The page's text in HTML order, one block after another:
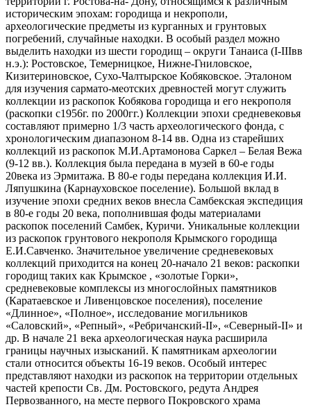
историческим эпохам: городища и некрополи,
археологические предметы из курганных и грунтовых
погребений, случайные находки. В особый раздел можно
выделить находки из шести городищ – округи Танаиса (I-IIIвв
н.э.): Ростовское, Темерницкое, Нижне-Гниловское,
Кизитериновское, Сухо-Чалтырское Кобяковское. Эталоном
для изучения сармато-меотских древностей могут служить
коллекции из раскопок Кобякова городища и его некрополя
(раскопки с1956г. по 2000гг.) Коллекции эпохи средневековья
составляют примерно 1/3 часть археологического фонда, с
хронологическим диапазоном 8-14 вв. Одна из старейших
коллекций из раскопок М.И.Артамонова Саркел – Белая Вежа
(9-12 вв.). Коллекция была передана в музей в 60-е годы
20века из Эрмитажа. В 80-е годы передана коллекция И.И.
Ляпушкина (Карнауховское поселение). Большой вклад в
изучение эпохи средних веков внесла Самбекская экспедиция
в 80-е годы 20 века, пополнившая фоды материалами
раскопок поселений Самбек, Куричи. Уникальные коллекции
из раскопок грунтового некрополя Крымского городища
Е.И.Савченко. Значительное увеличение средневековых
коллекций приходится на конец 20-начало 21 веков: раскопки
городищ таких как Крымское , «золотые Горки»,
средневековые комплексы из многослойных памятников
(Каратаевское и Ливенцовское поселения), поселение
«Длинное», «Полное», исследование могильников
«Саловский», «Репный», «Ребричанский-II», «Северный-II» и
др. В начале 21 века археологическая наука расширила
границы научных изысканий. К памятникам археологии
стали относится объекты 16-19 веков. Особый интерес
представляют находки из раскопок на территории отдельных
частей крепости Св. Дм. Ростовского, редута Андрея
Первозванного, на месте первого Покровского храма